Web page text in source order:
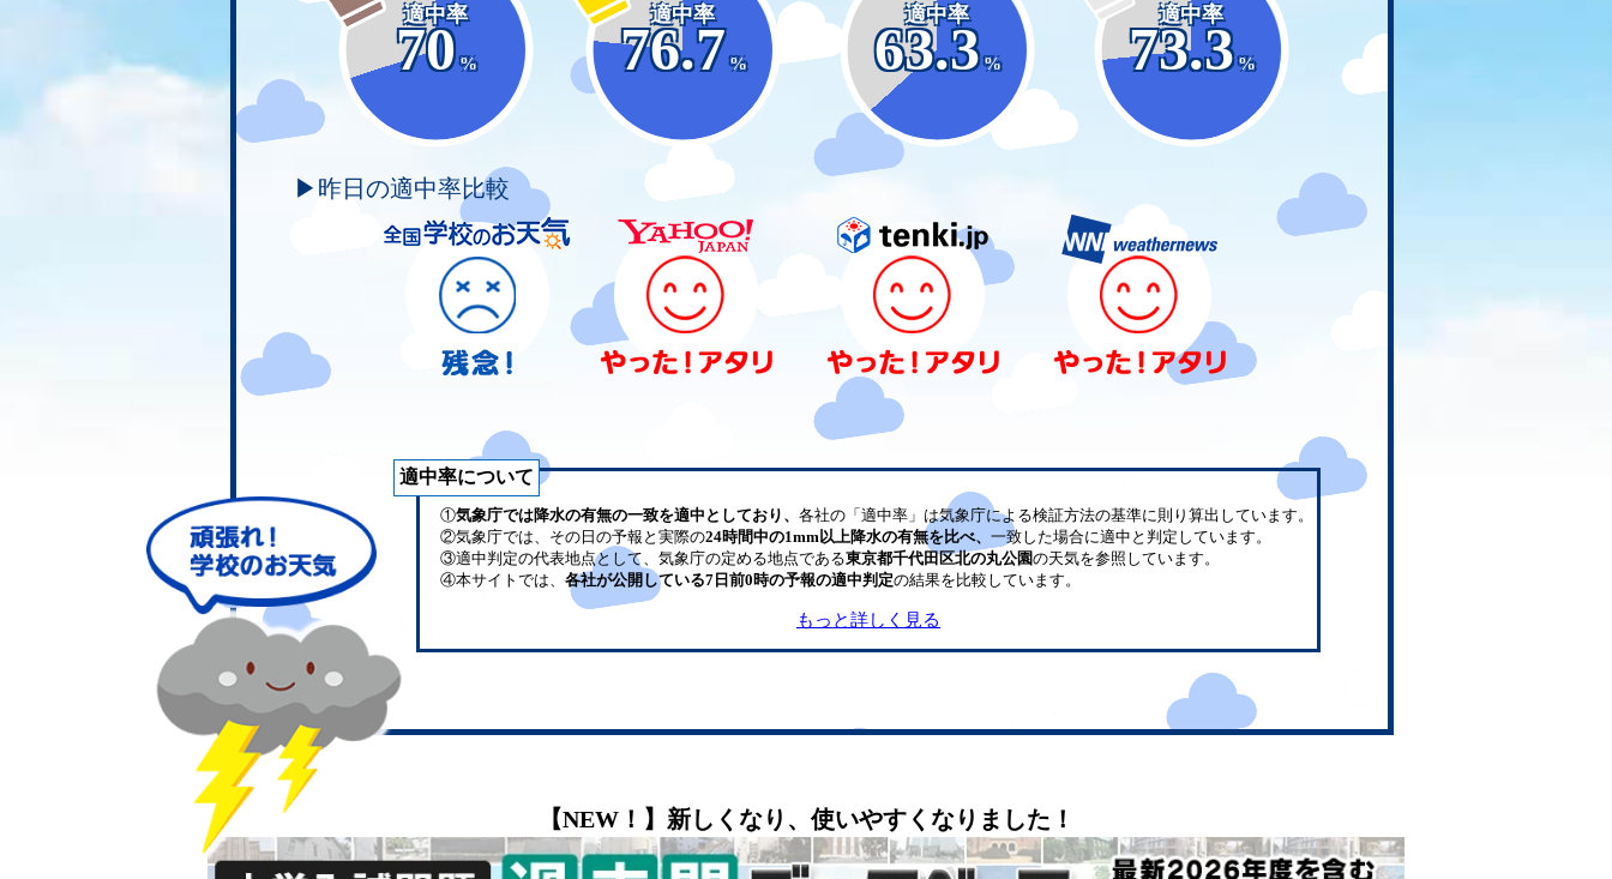
適中率
70
%
適中率
76.7
%
適中率
63.3
%
適中率
73.3
%
▶昨日の適中率比較
適中率について
①気象庁では降水の有無の一致を適中としており、 各社の「適中率」は気象庁による検証方法の基準に則り算出しています。
②気象庁では、その日の予報と実際の24時間中の1mm以上降水の有無を比べ、 一致した場合に適中と判定しています。
③適中判定の代表地点として、気象庁の定める地点である東京都千代田区北の丸公園の天気を参照しています。
④本サイトでは、 各社が公開している7日前0時の予報の適中判定の結果を比較しています。
もっと詳しく見る
【NEW！】新しくなり、使いやすくなりました！